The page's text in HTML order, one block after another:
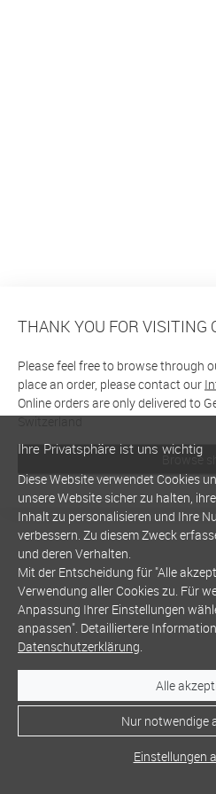
THANK YOU FOR VISITING
Please feel free to browse through
place an order, please contact our
Online orders are only delivered to
Switzerland
Browse
Ihre Privatsphäre ist uns wichtig
Diese Website verwendet Cookies
unsere Website sicher zu halten,
Inhalt zu personalisieren und Ihre
verbessern. Zu diesem Zweck
und deren Verhalten.
Mit der Entscheidung für "Alle
Verwendung aller Cookies zu. Für
Anpassung Ihrer Einstellungen
anpassen". Detailliertere
Datenschutzerklärung.
Alle
Nur notwendige
Einstellungen